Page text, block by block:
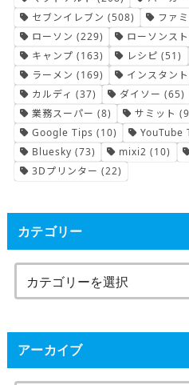
セブンイレブン (508) ファ
ローソン (229) ローソンス
キャンプ (163) レシピ (51)
ラーメン (169) インスタン
カルディ (37) ダイソー (65)
業務スーパー (8) サミット
Google Tips (10) YouTube
Bluesky (73) mixi2 (10)
3Dプリンター (22)
カテゴリー
アーカイブ